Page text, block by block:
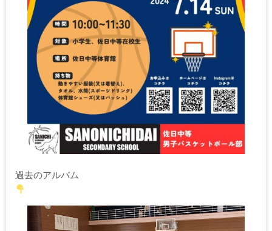
過去のアルバム